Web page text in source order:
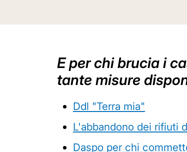
E per chi brucia i
tante misure
Ddl "Terra mia"
L'abbandono dei rifiuti
Daspo per chi